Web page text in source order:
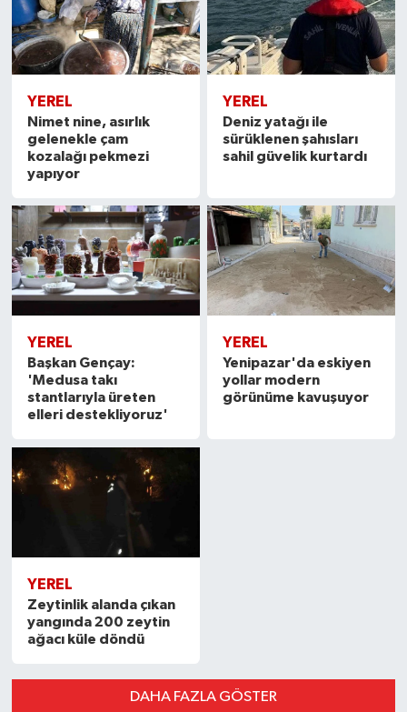
YEREL
Nimet nine, asırlık
gelenekle çam
kozalağı pekmezi
yapıyor
YEREL
Deniz yatağı ile
sürüklenen şahısları
sahil güvelik kurtardı
YEREL
Başkan Gençay:
'Medusa takı
stantlarıyla üreten
elleri destekliyoruz'
YEREL
Yenipazar'da eskiyen
yollar modern
görünüme kavuşuyor
YEREL
Zeytinlik alanda çıkan
yangında 200 zeytin
ağacı küle döndü
DAHA FAZLA GÖSTER